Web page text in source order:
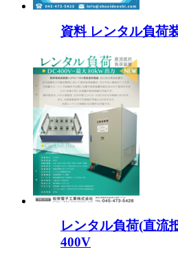
資料 レンタル負荷
レンタル負荷(直流
400V